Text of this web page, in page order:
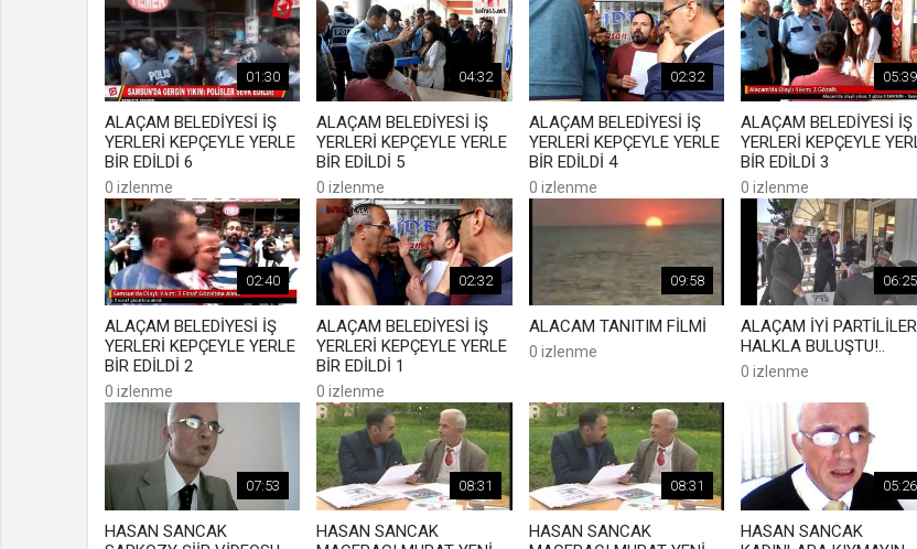
01:30
ALAÇAM BELEDİYESİ İŞ
YERLERİ KEPÇEYLE YERLE
BİR EDİLDİ 6
0 izlenme
04:32
ALAÇAM BELEDİYESİ İŞ
YERLERİ KEPÇEYLE YERLE
BİR EDİLDİ 5
0 izlenme
02:32
ALAÇAM BELEDİYESİ İŞ
YERLERİ KEPÇEYLE YERLE
BİR EDİLDİ 4
0 izlenme
05:39
ALAÇAM BELEDİYESİ İŞ
YERLERİ KEPÇEYLE
BİR EDİLDİ 3
0 izlenme
02:40
ALAÇAM BELEDİYESİ İŞ
YERLERİ KEPÇEYLE YERLE
BİR EDİLDİ 2
0 izlenme
02:32
ALAÇAM BELEDİYESİ İŞ
YERLERİ KEPÇEYLE YERLE
BİR EDİLDİ 1
0 izlenme
09:58
ALACAM TANITIM FİLMİ
0 izlenme
06:25
ALAÇAM İYİ PARTİLİLER
HALKLA BULUŞTU!..
0 izlenme
07:53
HASAN SANCAK
08:31
HASAN SANCAK
08:31
HASAN SANCAK
05:26
HASAN SANCAK